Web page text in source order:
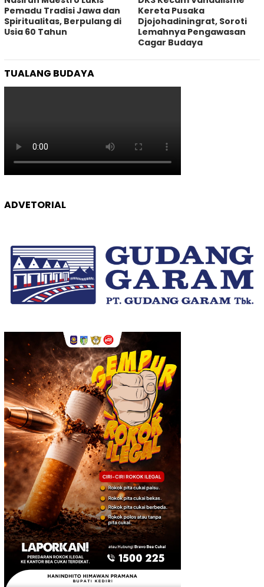
Pemadu Tradisi Jawa dan
Spiritualitas, Berpulang di
Usia 60 Tahun
Kereta Pusaka
Djojohadiningrat, Soroti
Lemahnya Pengawasan
Cagar Budaya
TUALANG BUDAYA
ADVETORIAL